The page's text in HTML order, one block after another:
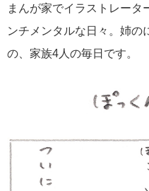
まんが家でイラストレータ
ンチメンタルな日々。姉の
の、家族4人の毎日です。